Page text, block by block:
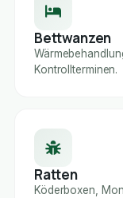
Bettwanzen
Kontrollterminen.
Ratten
Köderboxen,